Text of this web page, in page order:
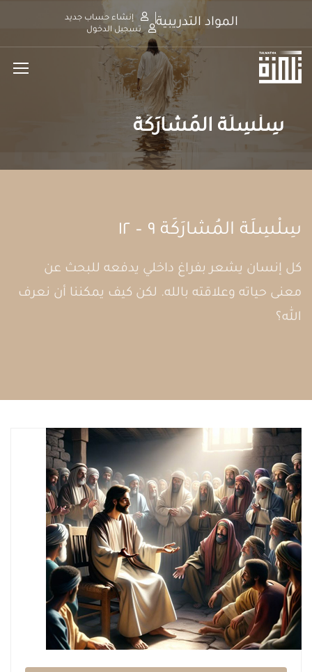
المواد التدريبية
إنشاء حساب جديد
تسجيل الدخول
سِلْسِلَة المُشارَكَة
سِلْسِلَة المُشارَكَة ٩ – ١٢
كل إنسان يشعر بفراغ داخلي يدفعه للبحث عن
معنى حياته وعلاقته بالله. لكن كيف يمكننا أن نعرف
الله؟